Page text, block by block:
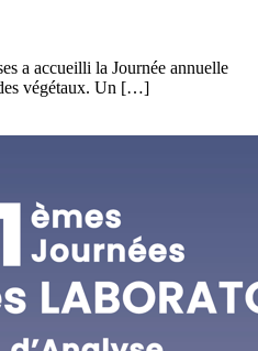
a accueilli la Journée annuelle
des végétaux. Un […]